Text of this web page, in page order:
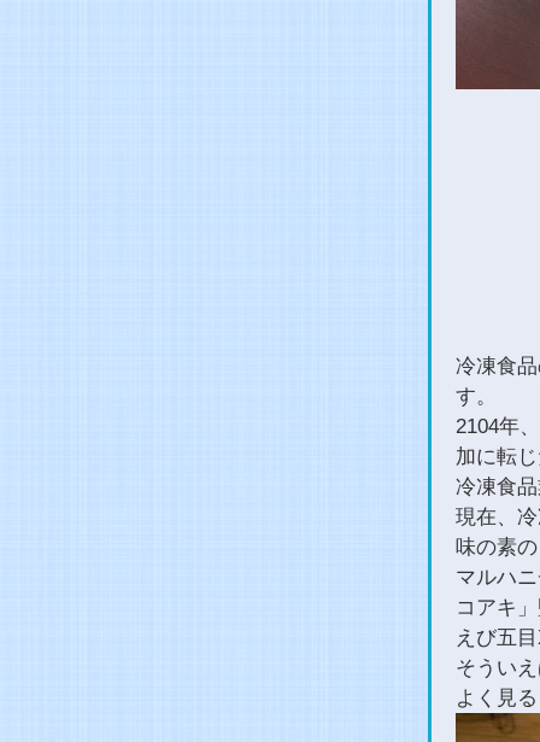
冷凍食
す。
2104年
加に転
冷凍食
現在、
味の素
マルハ
コアキ
えび五
そうい
よく見